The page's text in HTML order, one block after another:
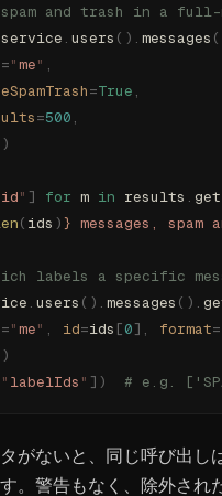
and trash in a
service . users (). messages
="me" ,
=True ,
=500 ,
id" ] for m in results . get
( ids )} messages,
labels a specific
. users (). messages ().
="me" , id=ids [0], format=
" labelIds " ])
# e.g.
がないと、同じ呼び出
。警告もなく、除外さ